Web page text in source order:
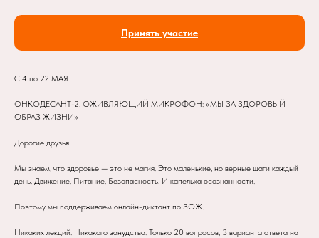
Принять участие
С 4 по 22 МАЯ
ОНКОДЕСАНТ-2. ОЖИВЛЯЮЩИЙ МИКРОФОН: «МЫ ЗА ЗДОРОВЫЙ
ОБРАЗ ЖИЗНИ»
Дорогие друзья!
Мы знаем, что здоровье — это не магия. Это маленькие, но верные шаги каждый
день. Движение. Питание. Безопасность. И капелька осознанности.
Поэтому мы поддерживаем онлайн-диктант по ЗОЖ.
Никаких лекций. Никакого занудства. Только 20 вопросов, 3 варианта ответа на